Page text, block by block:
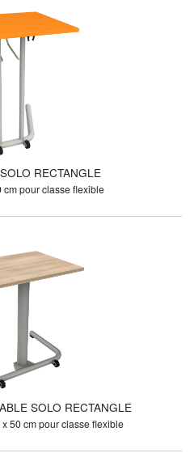
RECTANGLE
cm pour classe flexible
SOLO RECTANGLE
50 cm pour classe flexible